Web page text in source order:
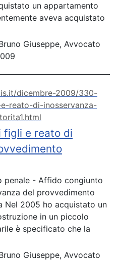
un appartamento
aveva acquistato
Giuseppe, Avvocato
figli e reato di
dicembre-2009/330-
reato-di-inosservanza-
penale - Affido congiunto
del provvedimento
Nel 2005 ho acquistato un
in un piccolo
è specificato che la
Giuseppe, Avvocato